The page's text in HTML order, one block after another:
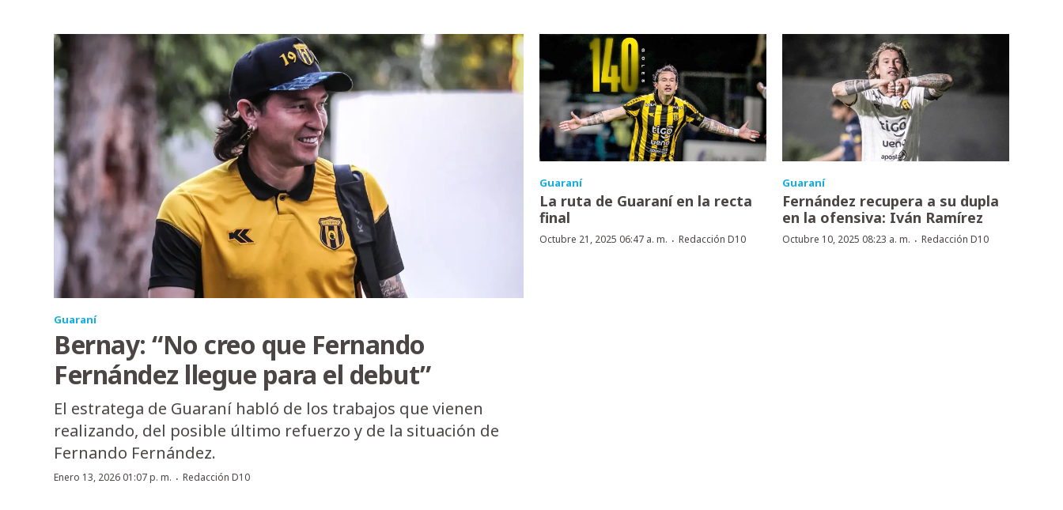
Guaraní
Bernay: “No creo que Fernando
Fernández llegue para el debut”
El estratega de Guaraní habló de los trabajos que vienen
realizando, del posible último refuerzo y de la situación de
Fernando Fernández.
Enero 13, 2026 01:07 p. m. · Redacción D10
Guaraní
La ruta de Guaraní en la recta
final
Octubre 21, 2025 06:47 a. m. · Redacción D10
Guaraní
Fernández recupera a su dupla
en la ofensiva: Iván Ramírez
Octubre 10, 2025 08:23 a. m. · Redacción D10